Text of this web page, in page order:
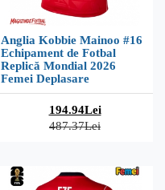
Anglia Kobbie Mainoo #16
Echipament de Fotbal
Replică Mondial 2026
Femei Deplasare
194.94Lei
487.37Lei